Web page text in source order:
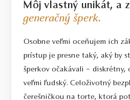
Môj vlastný unikát, a
generačný šperk.
Osobne veľmi oceňujem ich
prístup je presne taký, aký by
šperkov očakávali – diskrétny,
veľmi ľudský. Celoživotný
čerešničkou na torte, ktorá